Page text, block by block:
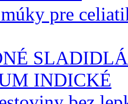
pre
SLADIDLÁ
INDICKÉ